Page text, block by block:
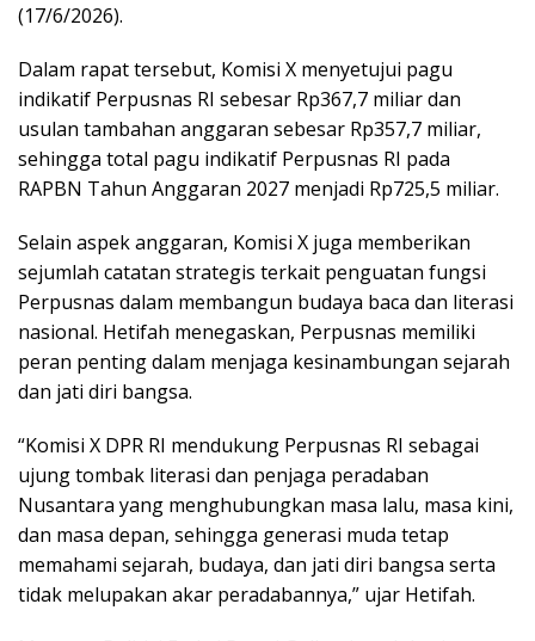
(17/6/2026).
Dalam rapat tersebut, Komisi X menyetujui pagu
indikatif Perpusnas RI sebesar Rp367,7 miliar dan
usulan tambahan anggaran sebesar Rp357,7 miliar,
sehingga total pagu indikatif Perpusnas RI pada
RAPBN Tahun Anggaran 2027 menjadi Rp725,5 miliar.
Selain aspek anggaran, Komisi X juga memberikan
sejumlah catatan strategis terkait penguatan fungsi
Perpusnas dalam membangun budaya baca dan literasi
nasional. Hetifah menegaskan, Perpusnas memiliki
peran penting dalam menjaga kesinambungan sejarah
dan jati diri bangsa.
“Komisi X DPR RI mendukung Perpusnas RI sebagai
ujung tombak literasi dan penjaga peradaban
Nusantara yang menghubungkan masa lalu, masa kini,
dan masa depan, sehingga generasi muda tetap
memahami sejarah, budaya, dan jati diri bangsa serta
tidak melupakan akar peradabannya,” ujar Hetifah.